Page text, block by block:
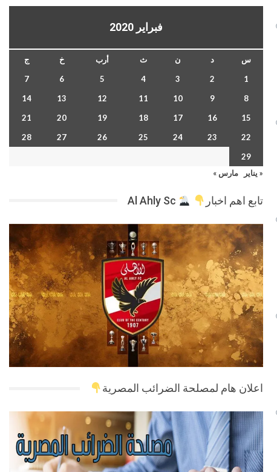
فبراير 2020
س د ن ث أرب خ
ج
1
2
3
4
5
6
7
8
9
10
11
12
13
14
15
16
17
18
19
20
21
22
23
24
25
26
27
28
29
« يناير
مارس »
تابع اهم اخبار
اعلان هام لمصلحة الضرائب المصرية